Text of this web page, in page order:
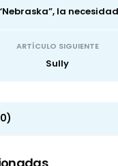
la
ARTÍCULO SIGUIENTE
Sully